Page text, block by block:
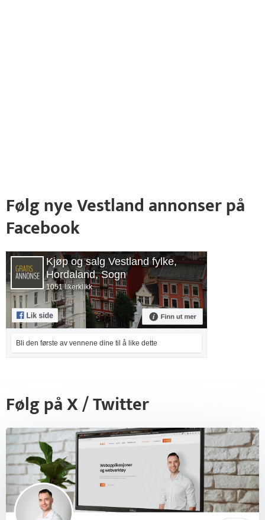
Følg nye Vestland annonser på
Facebook
Kjøp og salg Vestland fylke,
Hordaland, Sogn
1051 likerklikk
Bli den første av vennene dine til å like dette
Følg på X / Twitter